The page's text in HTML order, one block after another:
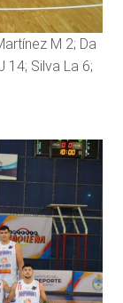
M 2; Da
14; Silva La 6;